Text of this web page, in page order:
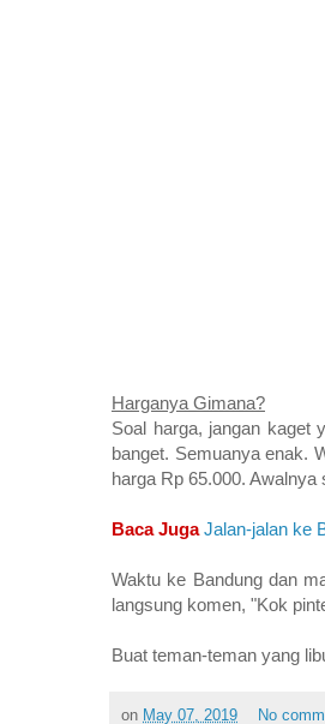
Harganya Gimana?
Soal harga, jangan kaget
banget. Semuanya enak.
harga Rp 65.000.
Baca Juga Jalan-jalan ke
Waktu ke Bandung dan
langsung komen, "Kok
Buat teman-teman yang
on May 07, 2019 No